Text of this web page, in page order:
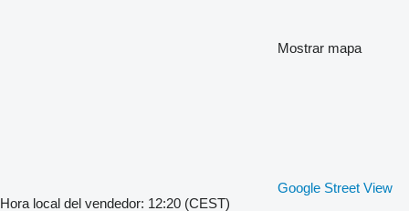
Mostrar mapa
Google Street View
Hora local del vendedor: 12:20 (CEST)